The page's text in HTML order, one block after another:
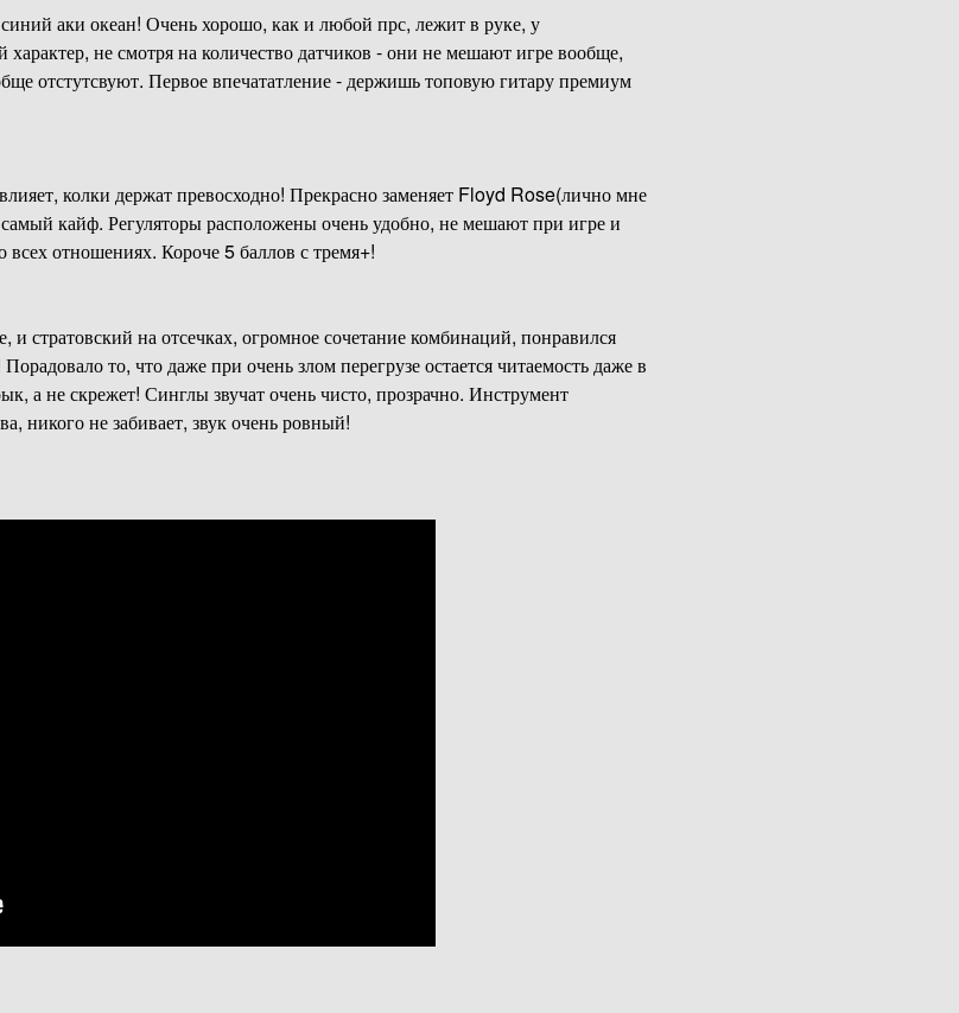
аки океан! Очень хорошо, как и любой прс, лежит в руке, у
характер, не смотря на количество датчиков - они не мешают игре вообще,
отстутсвуют. Первое впечататление - держишь топовую гитару премиум
колки держат превосходно! Прекрасно заменяет Floyd Rose(лично мне
кайф. Регуляторы расположены очень удобно, не мешают при игре и
отношениях. Короче 5 баллов с тремя+!
и стратовский на отсечках, огромное сочетание комбинаций, понравился
то, что даже при очень злом перегрузе остается читаемость даже в
а не скрежет! Синглы звучат очень чисто, прозрачно. Инструмент
никого не забивает, звук очень ровный!